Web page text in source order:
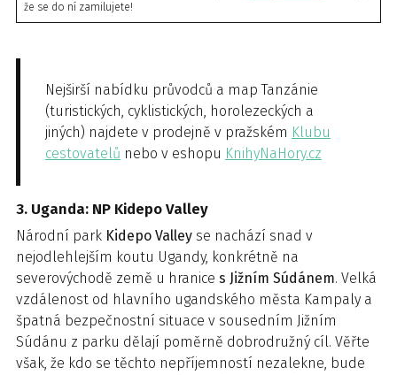
že se do ní zamilujete!
Nejširší nabídku průvodců a map Tanzánie
(turistických, cyklistických, horolezeckých a
jiných) najdete v prodejně v pražském Klubu
cestovatelů nebo v eshopu KnihyNaHory.cz
3. Uganda: NP Kidepo Valley
Národní park Kidepo Valley se nachází snad v
nejodlehlejším koutu Ugandy, konkrétně na
severovýchodě země u hranice s Jižním Súdánem. Velká
vzdálenost od hlavního ugandského města Kampaly a
špatná bezpečnostní situace v sousedním Jižním
Súdánu z parku dělají poměrně dobrodružný cíl. Věřte
však, že kdo se těchto nepříjemností nezalekne, bude